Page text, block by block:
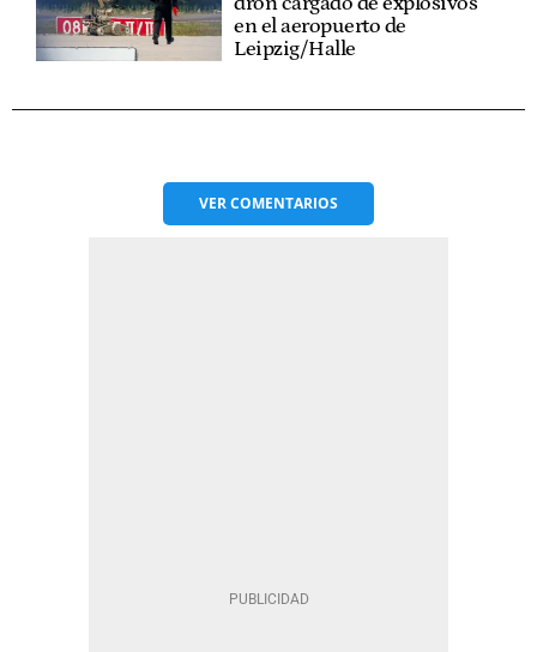
en el aeropuerto de
Leipzig/Halle
VERCOMENTARIOS